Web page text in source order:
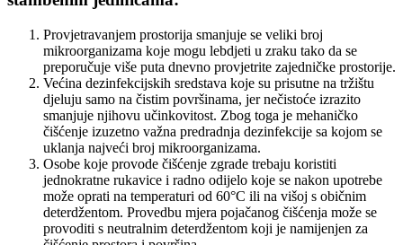
Provjetravanjem prostorija smanjuje se veliki broj
mikroorganizama koje mogu lebdjeti u zraku tako da se
preporučuje više puta dnevno provjetrite zajedničke prostorije.
Većina dezinfekcijskih sredstava koje su prisutne na tržištu
djeluju samo na čistim površinama, jer nečistoće izrazito
smanjuje njihovu učinkovitost. Zbog toga je mehaničko
čišćenje izuzetno važna predradnja dezinfekcije sa kojom se
uklanja najveći broj mikroorganizama.
Osobe koje provode čišćenje zgrade trebaju koristiti
jednokratne rukavice i radno odijelo koje se nakon upotrebe
može oprati na temperaturi od 60°C ili na višoj s običnim
deterdžentom. Provedbu mjera pojačanog čišćenja može se
provoditi s neutralnim deterdžentom koji je namijenjen za